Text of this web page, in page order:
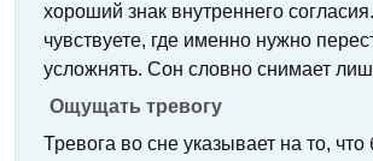
хороший знак внутреннего
чувствуете, где именно нужно
усложнять. Сон словно снимает
Ощущать тревогу
Тревога во сне указывает на то, что